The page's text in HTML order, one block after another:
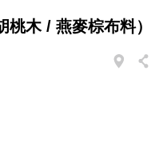
木 / 燕麥棕布料）